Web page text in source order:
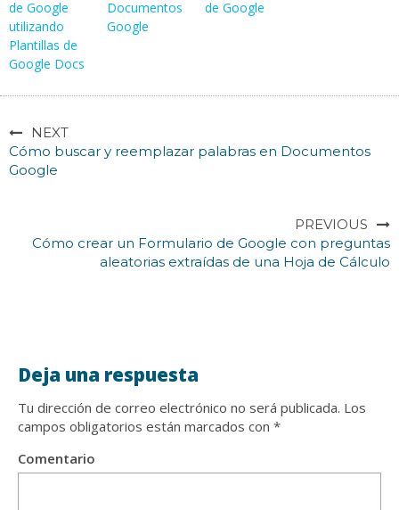
de Google
utilizando
Plantillas de
Google Docs
Documentos
Google
de Google
NEXT
Cómo buscar y reemplazar palabras en Documentos
Google
PREVIOUS
Cómo crear un Formulario de Google con preguntas
aleatorias extraídas de una Hoja de Cálculo
Deja una respuesta
Tu dirección de correo electrónico no será publicada. Los
campos obligatorios están marcados con *
Comentario